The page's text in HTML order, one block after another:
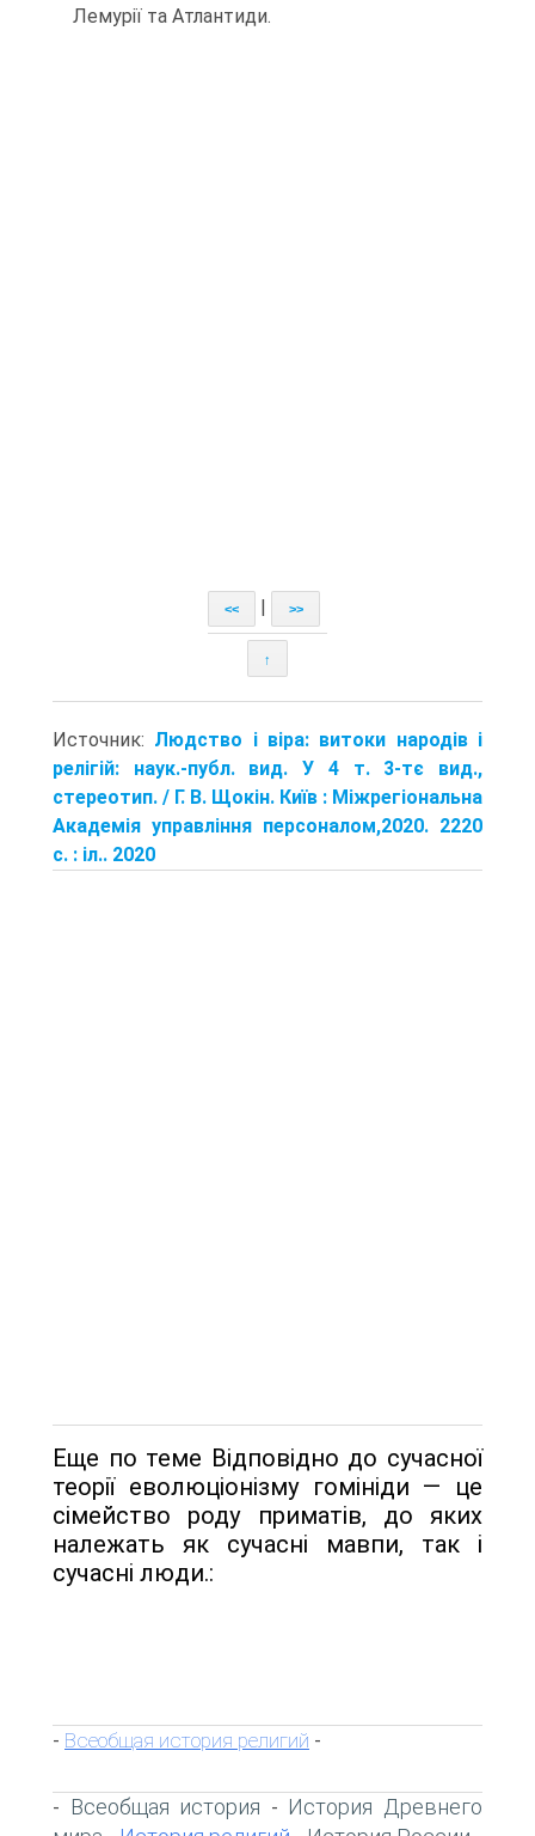
Лемурії та Атлантиди.
<< >>
↑
Источник: Людство і віра: витоки народів і
релігій: наук.-публ. вид. У 4 т. 3-тє вид.,
стереотип. / Г. В. Щокін. Київ : Міжрегіональна
Академія управління персоналом,2020. 2220
с. : іл.. 2020
Еще по теме Відповідно до сучасної
теорії еволюціонізму гомініди — це
сімейство роду при­матів, до яких
належать як сучасні мавпи, так і
сучасні люди.:
- Всеобщая история религий -
- Всеобщая история - История Древнего